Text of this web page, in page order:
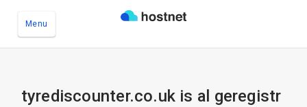
Menu
tyrediscounter.co.uk is al geregistr